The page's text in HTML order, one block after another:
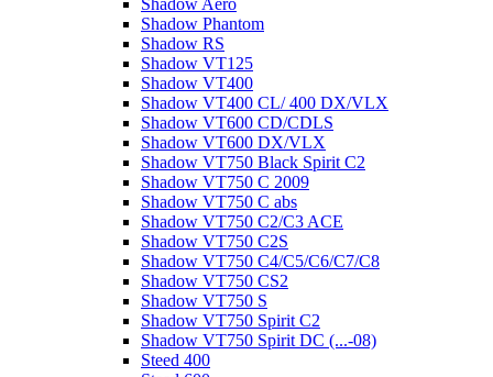
Shadow Aero
Shadow Phantom
Shadow RS
Shadow VT125
Shadow VT400
Shadow VT400 CL/ 400 DX/VLX
Shadow VT600 CD/CDLS
Shadow VT600 DX/VLX
Shadow VT750 Black Spirit C2
Shadow VT750 C 2009
Shadow VT750 C abs
Shadow VT750 C2/C3 ACE
Shadow VT750 C2S
Shadow VT750 C4/C5/C6/C7/C8
Shadow VT750 CS2
Shadow VT750 S
Shadow VT750 Spirit C2
Shadow VT750 Spirit DC (...-08)
Steed 400